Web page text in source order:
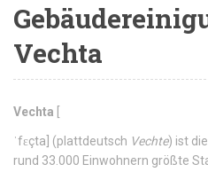
Vechta
Vechta
ˈfɛçta ] (plattdeutsch Vechte) ist
rund 33.000 Einwohnern größte